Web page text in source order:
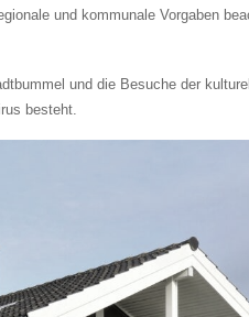
und kommunale Vorgaben
und die Besuche der
besteht.